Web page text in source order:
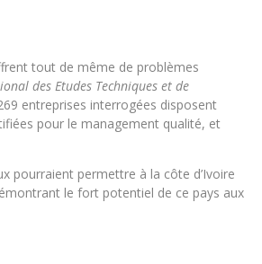
tout de même de problèmes
des Etudes Techniques et de
entreprises interrogées disposent
pour le management qualité, et
pourraient permettre à la côte d’Ivoire
le fort potentiel de ce pays aux